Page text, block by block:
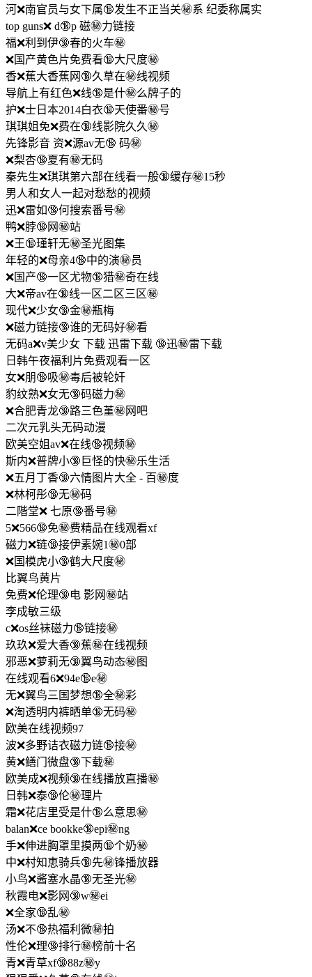
河❌南官员与女下属🔞发生不正当关㊙️系 纪委称属实
top guns❌ d🔞p 磁㊙️力链接
福❌利到伊🔞春的火车㊙️
❌国产黄色片免费看🔞大尺度㊙️
香❌蕉大香蕉网🔞久草在㊙️线视频
导航上有红色❌线🔞是什㊙️么牌子的
护❌士日本2014白衣🔞天使番㊙️号
琪琪姐免❌费在🔞线影院久久㊙️
先锋影音 资❌源av无🔞 码㊙️
❌梨杏🔞夏有㊙️无码
秦先生❌琪琪第六部在线看一般🔞缓存㊙️15秒
男人和女人一起对愁愁的视频
迅❌雷如🔞何搜索番号㊙️
鸭❌脖🔞网㊙️站
❌王🔞瑾轩无㊙️圣光图集
年轻的❌母亲4🔞中的演㊙️员
❌国产🔞一区尤物🔞猎㊙️奇在线
大❌帝av在🔞线一区二区三区㊙️
现代❌少女🔞金㊙️瓶梅
❌磁力链接🔞谁的无码好㊙️看
无码a❌v美少女 下载 迅雷下载 🔞迅㊙️雷下载
日韩午夜福利片免费观看一区
女❌朋🔞吸㊙️毒后被轮奸
豹纹熟❌女无🔞码磁力㊙️
❌合肥青龙🔞路三色堇㊙️网吧
二次元乳头无码动漫
欧美空姐av❌在线🔞视频㊙️
斯内❌普牌小🔞巨怪的快㊙️乐生活
❌五月丁香🔞六情图片大全 - 百㊙️度
❌林柯彤🔞无㊙️码
二階堂❌ 七原🔞番号㊙️
5❌566🔞免㊙️费精品在线观看xf
磁力❌链🔞接伊素婉1㊙️0部
❌国模虎小🔞鹤大尺度㊙️
比翼鸟黄片
免费❌伦理🔞电 影网㊙️站
李成敏三级
c❌os丝袜磁力🔞链接㊙️
玖玖❌爱大香🔞蕉㊙️在线视频
邪恶❌萝莉无🔞翼鸟动态㊙️图
在线观看6❌94e🔞e㊙️
无❌翼鸟三国梦想🔞全㊙️彩
❌淘透明内裤晒单🔞无码㊙️
欧美在线视频97
波❌多野诘衣磁力链🔞接㊙️
黄❌鳝门微盘🔞下载㊙️
欧美成❌视频🔞在线播放直播㊙️
日韩❌泰🔞伦㊙️理片
霜❌花店里受是什🔞么意思㊙️
balan❌ce bookke🔞epi㊙️ng
手❌伸进胸罩里摸两🔞个奶㊙️
中❌村知恵骑兵🔞先㊙️锋播放器
小鸟❌酱塞水晶🔞无圣光㊙️
秋霞电❌影网🔞w㊙️ei
❌全家🔞乱㊙️
汤❌不🔞热福利微㊙️拍
性伦❌理🔞排行㊙️榜前十名
青❌青草xf🔞88z㊙️y